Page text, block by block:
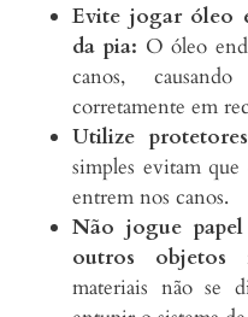
Evite jogar óleo
da pia: O óleo
canos,
corretamente em
Utilize
simples evitam que
entrem nos canos.
Não jogue
outros objetos
materiais não se